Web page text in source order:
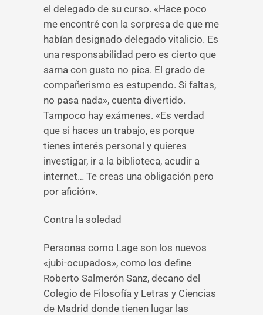
el delegado de su curso. «Hace poco
me encontré con la sorpresa de que me
habían designado delegado vitalicio. Es
una responsabilidad pero es cierto que
sarna con gusto no pica. El grado de
compañerismo es estupendo. Si faltas,
no pasa nada», cuenta divertido.
Tampoco hay exámenes. «Es verdad
que si haces un trabajo, es porque
tienes interés personal y quieres
investigar, ir a la biblioteca, acudir a
internet… Te creas una obligación pero
por afición».
Contra la soledad
Personas como Lage son los nuevos
«jubi-ocupados», como los define
Roberto Salmerón Sanz, decano del
Colegio de Filosofía y Letras y Ciencias
de Madrid donde tienen lugar las